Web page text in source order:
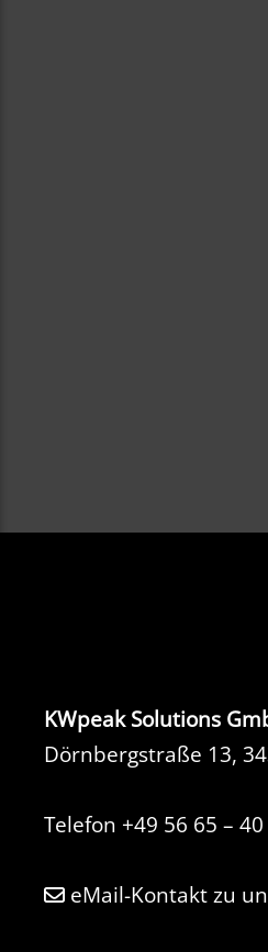
KWpeak Solutions
Dörnbergstraße 13,
Telefon +49 56 65 –
eMail-Kontakt zu